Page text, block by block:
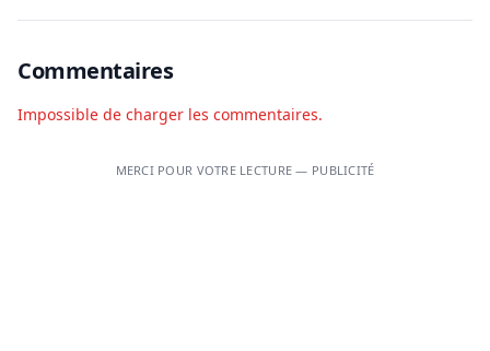
Commentaires
Impossible de charger les commentaires.
MERCI POUR VOTRE LECTURE — PUBLICITÉ